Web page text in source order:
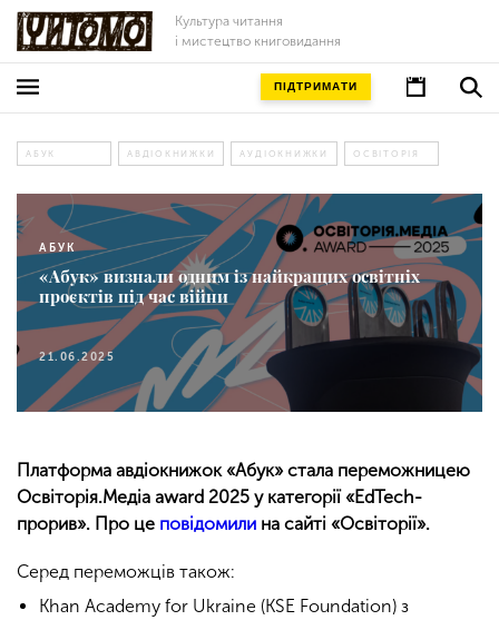
Культура читання
і мистецтво книговидання
ПІДТРИМАТИ
АБУК АВДІОКНИЖКИ АУДІОКНИЖКИ ОСВІТОРІЯ
АБУК
«Абук» визнали одним із найкращих освітніх
проєктів під час війни
21.06.2025
Платформа авдіокнижок «Абук» стала переможницею
Освіторія.Медіа award 2025 у категорії «EdTech-
прорив». Про це повідомили на сайті «Освіторії».
Серед переможців також:
Khan Academy for Ukraine (KSE Foundation) з